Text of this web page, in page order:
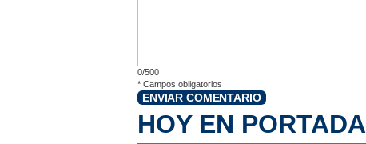
0/500
* Campos obligatorios
ENVIAR COMENTARIO
HOY EN PORTADA